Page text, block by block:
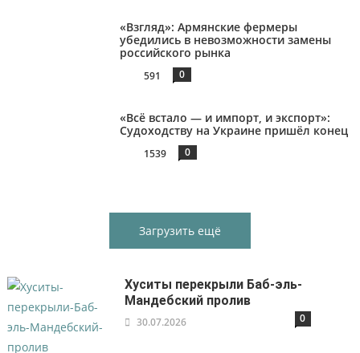
«Взгляд»: Армянские фермеры
убедились в невозможности замены
российского рынка
591 0
«Всё встало — и импорт, и экспорт»:
Судоходству на Украине пришёл конец
1539 0
Загрузить ещё
Хуситы перекрыли Баб-эль-
Мандебский пролив
30.07.2026 0